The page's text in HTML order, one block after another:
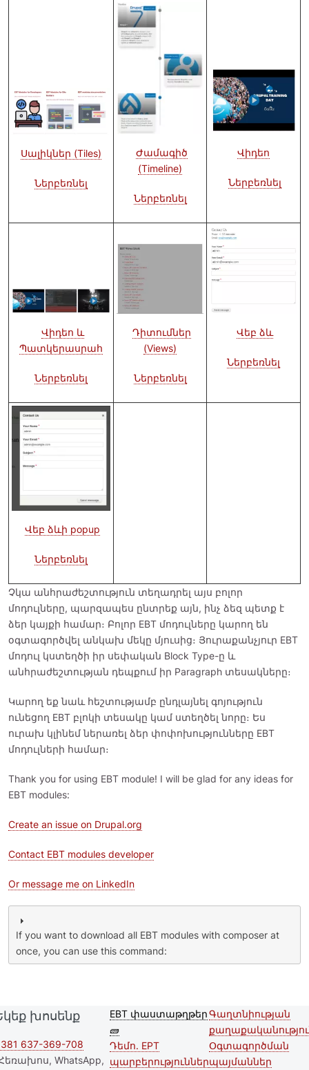
Նկար
Սալիկներ (Tiles)
Ներբեռնել
Նկար
Ժամագիծ
(Timeline)
Ներբեռնել
Նկար
Վիդեո
Ներբեռնել
Նկար
Վիդեո և
Պատկերասրահ
Ներբեռնել
Նկար
Դիտումներ
(Views)
Ներբեռնել
Նկար
Վեբ ձև
Ներբեռնել
Նկար
Վեբ ձևի popup
Ներբեռնել
Չկա անհրաժեշտություն տեղադրել այս բոլոր
մոդուլները, պարզապես ընտրեք այն, ինչ ձեզ պետք է
ձեր կայքի համար։ Բոլոր EBT մոդուլները կարող են
օգտագործվել անկախ մեկը մյուսից։ Յուրաքանչյուր EBT
մոդուլ կստեղծի իր սեփական Block Type-ը և
անհրաժեշտության դեպքում իր Paragraph տեսակները։
Կարող եք նաև հեշտությամբ ընդլայնել գոյություն
ունեցող EBT բլոկի տեսակը կամ ստեղծել նորը։ Ես
ուրախ կլինեմ ներառել ձեր փոփոխությունները EBT
մոդուլների համար։
Thank you for using EBT module! I will be glad for any ideas for
EBT modules:
Create an issue on Drupal.org
Contact EBT modules developer
Or message me on LinkedIn
If you want to download all EBT modules with composer at
once, you can use this command:
խոսենք
637-369-708
WhatsApp,
Second
footer
menu
EBT փաստաթղթեր
🧱
Դեմո. EPT
պարբերություններ
Footer menu
Գաղտնիության
Օգտագործման
պայմաններ